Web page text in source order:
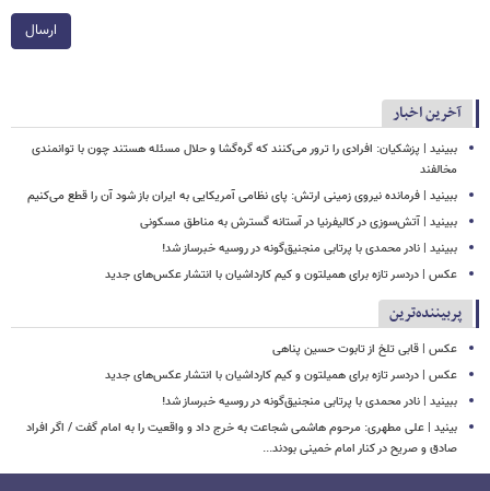
ارسال
آخرین اخبار
ببینید | پزشکیان: افرادی را ترور می‌کنند که گره‌گشا و حلال مسئله هستند چون با توانمندی
مخالفند
ببینید | فرمانده نیروی زمینی ارتش: پای نظامی آمریکایی به ایران باز شود آن را قطع می‌کنیم
ببینید | آتش‌سوزی در کالیفرنیا در آستانه گسترش به مناطق مسکونی
ببینید | نادر محمدی با پرتابی منجنیق‌گونه در روسیه خبرساز شد!
عکس | دردسر تازه برای همیلتون و کیم کارداشیان با انتشار عکس‌های جدید
پربیننده‌ترین
عکس | قابی تلخ از تابوت حسین پناهی
عکس | دردسر تازه برای همیلتون و کیم کارداشیان با انتشار عکس‌های جدید
ببینید | نادر محمدی با پرتابی منجنیق‌گونه در روسیه خبرساز شد!
بینید | علی مطهری: مرحوم هاشمی شجاعت به خرج داد و واقعیت را به امام گفت / اگر افراد
صادق و صریح در کنار امام خمینی بودند...